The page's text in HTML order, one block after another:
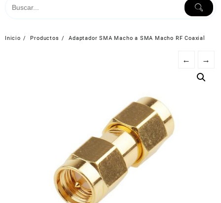
Inicio Productos Adaptador SMA Macho a SMA Macho RF Coaxial
← →